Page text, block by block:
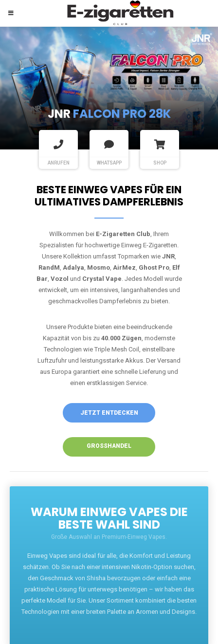
JNRSHISHA HOOKAH MAX
ANRUFEN WHATSAPP SHOP
BESTE EINWEG VAPES FÜR EIN
ULTIMATIVES DAMPFERLEBNIS
Willkommen bei E-Zigaretten Club, Ihrem
Spezialisten für hochwertige Einweg E-Zigaretten.
Unsere Kollektion umfasst Topmarken wie JNR,
RandM, Adalya, Mosmo, AirMez, Ghost Pro, Elf
Bar, Vozol und Crystal Vape. Jedes Modell wurde
entwickelt, um ein intensives, langanhaltendes und
geschmackvolles Dampferlebnis zu bieten.
Unsere Produkte bieten eine beeindruckende
Kapazität von bis zu 40.000 Zügen, modernste
Technologien wie Triple Mesh Coil, einstellbare
Luftzufuhr und leistungsstarke Akkus. Der Versand
aus Europa garantiert eine schnelle Lieferung und
einen erstklassigen Service.
JETZT ENTDECKEN
GROSSHANDEL
WARUM EINWEG VAPES DIE
BESTE WAHL SIND
Große Auswahl an Premium-Einweg Vapes.
Einweg Vapes sind ideal für alle, die Komfort und Leistung
schätzen. Ob Sie nach einer intensiven Nikotin-Option suchen,
den Geschmack von Shisha bevorzugen oder einfach eine
praktische Lösung für unterwegs benötigen – wir haben das
perfekte Modell für Sie. Unser Sortiment kombiniert die besten
Technologien mit einer breiten Palette an Aromen und Designs.